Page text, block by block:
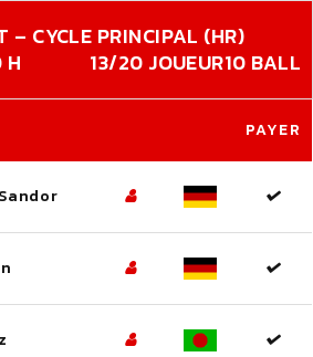
– CYCLE PRINCIPAL (HR)
10 BALL
H 13/20 JOUEUR
PAYER